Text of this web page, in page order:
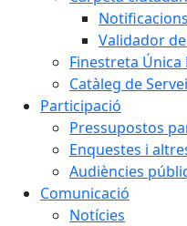
Validador
Finestreta Única
Catàleg de
Participació
Pressupostos
Enquestes i
Audiències
Comunicació
Notícies